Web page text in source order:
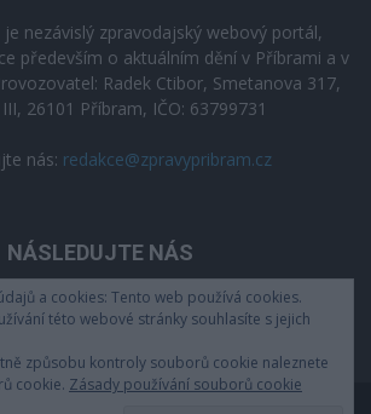
nezávislý zpravodajský webový portál,
především o aktuálním dění v Příbrami a v
Radek Ctibor, Smetanova 317,
26101 Příbram, IČO: 63799731
nás: redakce@zpravypribram.cz
NÁSLEDUJTE NÁS
a cookies: Tento web používá cookies.
této webové stránky souhlasíte s jejich
způsobu kontroly souborů cookie naleznete
cookie. Zásady používání souborů cookie